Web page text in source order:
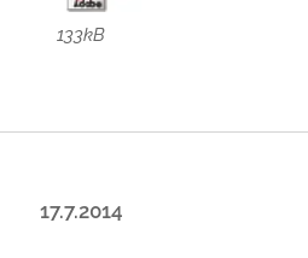
133kB
17.7.2014